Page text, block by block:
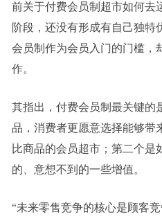
前关于付费会员制超市如何去
阶段，还没有形成有自己独特
会员制作为会员入门的门槛，
作。
其指出，付费会员制最关键的
品，消费者更愿意选择能够带
比商品的会员超市；第二个是
的、意想不到的一些增值。
“未来零售竞争的核心是顾客